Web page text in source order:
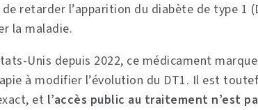
retarder l’apparition du diabète de type 1
la maladie.
Unis depuis 2022, ce médicament
à modifier l’évolution du DT1. Il est
et l’accès public au traitement n’est